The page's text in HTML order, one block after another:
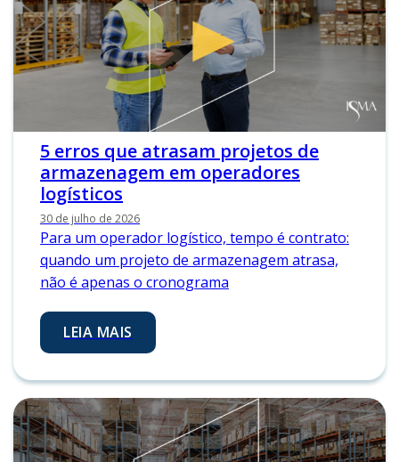
5 erros que atrasam projetos de
armazenagem em operadores
logísticos
30 de julho de 2026
Para um operador logístico, tempo é contrato:
quando um projeto de armazenagem atrasa,
não é apenas o cronograma
LEIA MAIS